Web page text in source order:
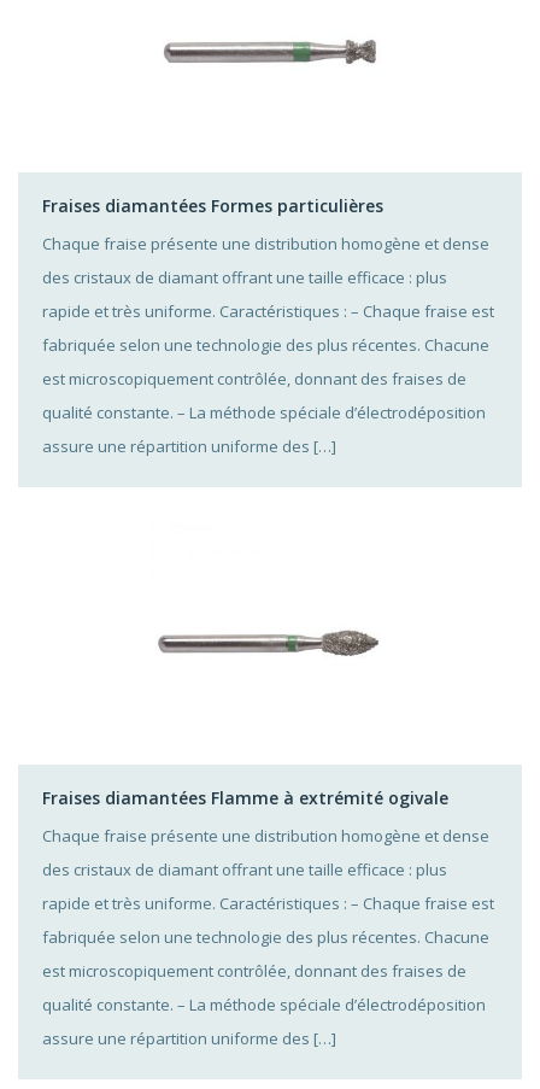
Fraises diamantées Formes particulières
Chaque fraise présente une distribution homogène et dense
des cristaux de diamant offrant une taille efficace : plus
rapide et très uniforme. Caractéristiques : – Chaque fraise est
fabriquée selon une technologie des plus récentes. Chacune
est microscopiquement contrôlée, donnant des fraises de
qualité constante. – La méthode spéciale d’électrodéposition
assure une répartition uniforme des […]
Fraises diamantées Flamme à extrémité ogivale
Chaque fraise présente une distribution homogène et dense
des cristaux de diamant offrant une taille efficace : plus
rapide et très uniforme. Caractéristiques : – Chaque fraise est
fabriquée selon une technologie des plus récentes. Chacune
est microscopiquement contrôlée, donnant des fraises de
qualité constante. – La méthode spéciale d’électrodéposition
assure une répartition uniforme des […]